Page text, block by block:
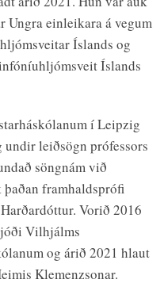
Ungra einleikara á vegum
Íslands og
Íslands
í Leipzig
undir leiðsögn prófessors
söngnám við
framhaldsprófi
Vorið 2016
Vilhjálms
og árið 2021 hlaut
Klemenzsonar.